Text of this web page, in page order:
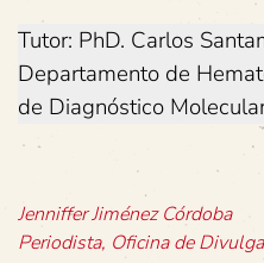
Tutor: PhD. Carlos
Departamento de
de Diagnóstico
Jenniffer Jiménez Córdoba
Periodista, Oficina de